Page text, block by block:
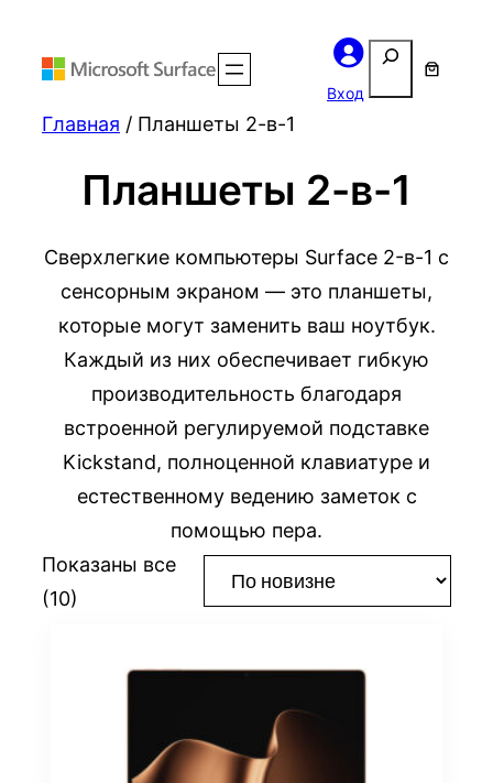
Вход
Поиск
Главная / Планшеты 2-в-1
Планшеты 2-в-1
Сверхлегкие компьютеры Surface 2-в-1 с
сенсорным экраном — это планшеты,
которые могут заменить ваш ноутбук.
Каждый из них обеспечивает гибкую
производительность благодаря
встроенной регулируемой подставке
Kickstand, полноценной клавиатуре и
естественному ведению заметок с
помощью пера.
Показаны все
(10)
недавние